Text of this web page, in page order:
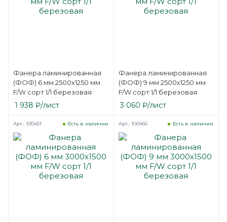
Фанера ламинированная
(ФОФ) 6 мм 2500х1250 мм
F/W сорт 1/1 березовая
1 938 ₽/лист
Фанера ламинированная
(ФОФ) 9 мм 2500х1250 мм
F/W сорт 1/1 березовая
3 060 ₽/лист
Есть в наличии
Арт.: 100451 Есть в наличии
Арт.: 100466